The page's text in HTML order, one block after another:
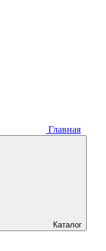
Главная
Каталог